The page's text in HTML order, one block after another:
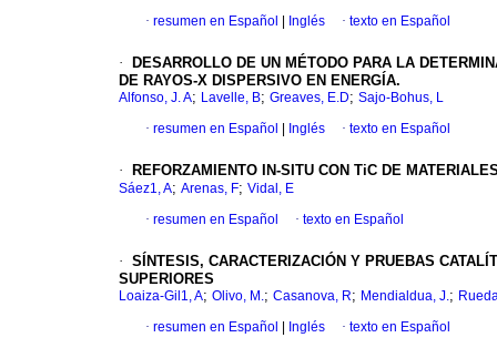
· resumen en Español Inglés · texto en Español
·
DESARROLLO DE UN MÉTODO PARA LA
DE RAYOS-X DISPERSIVO EN ENERGÍA.
Alfonso, J. A; Lavelle, B; Greaves, E.D; Sajo-Bohus, L
· resumen en Español Inglés · texto en Español
· REFORZAMIENTO IN-SITU CON TiC DE
Sáez1, A; Arenas, F; Vidal, E
· resumen en Español · texto en Español
· SÍNTESIS, CARACTERIZACIÓN Y PRUEBAS
SUPERIORES
Loaiza-Gil1, A; Olivo, M.; Casanova, R; Mendialdua, J.;
· resumen en Español Inglés · texto en Español